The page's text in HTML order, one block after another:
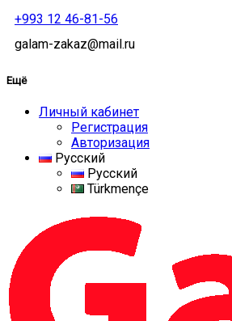
+993 12 46-81-56
galam-zakaz@mail.ru
Ещё
Личный кабинет
Регистрация
Авторизация
Русский
Русский
Türkmençe